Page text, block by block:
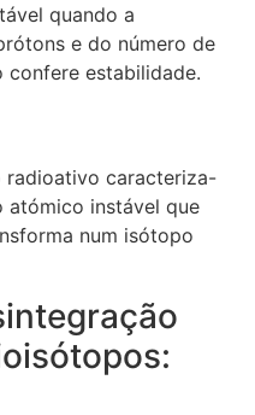
quando a
e do número de
confere estabilidade.
caracteriza-
atómico instável que
num isótopo